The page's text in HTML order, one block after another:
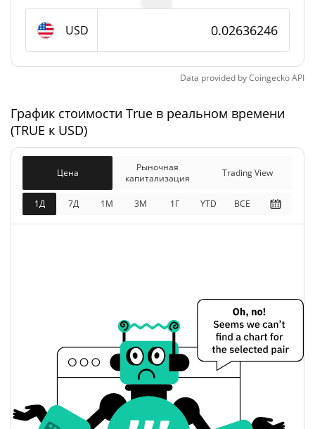
Общее предложение 100 000 000 TRUE
100 000 000 TRUE
True Рыночная капитализация
Рыночная
$2 337 907
Разбавленная рыночная
капитализация
$2 635 943
0.53%
$0,026510989
открытия / закрытия
$0,026510989 /
$0,026490894
Вчерашнее изменение
USD
Data provided byCoingeckoAPI
График стоимости True в реальном времени
(TRUE к USD)
Цена
Рыночная
капитализация
Trading View
1Д 7Д 1М 3M 1Г YTD ВСЕ